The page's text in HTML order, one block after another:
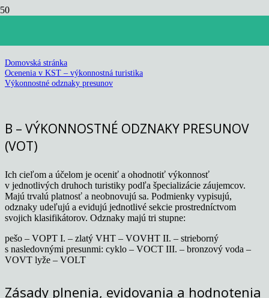
Domovská stránka
Ocenenia v KST – výkonnostná turistika
Výkonnostné odznaky presunov
B – VÝKONNOSTNÉ ODZNAKY PRESUNOV
(VOT)
Ich cieľom a účelom je oceniť a ohodnotiť výkonnosť
v jednotlivých druhoch turistiky podľa špecializácie záujemcov.
Majú trvalú platnosť a neobnovujú sa. Podmienky vypisujú,
odznaky udeľujú a evidujú jednotlivé sekcie prostredníctvom
svojich klasifikátorov. Odznaky majú tri stupne:
pešo – VOPT I. – zlatý VHT – VOVHT II. – strieborný
s nasledovnými presunmi: cyklo – VOCT III. – bronzový voda –
VOVT lyže – VOLT
Zásady plnenia, evidovania a hodnotenia